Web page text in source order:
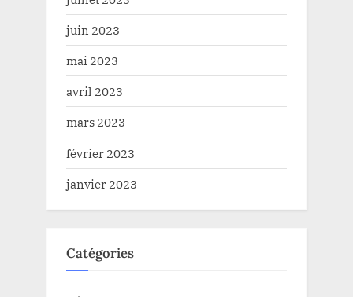
juin 2023
mai 2023
avril 2023
mars 2023
février 2023
janvier 2023
Catégories